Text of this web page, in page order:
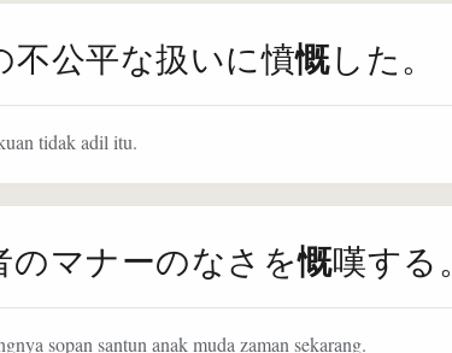
不公平な扱いに憤慨した。
tidak adil itu.
のマナーのなさを慨嘆する。
sopan santun anak muda zaman sekarang.